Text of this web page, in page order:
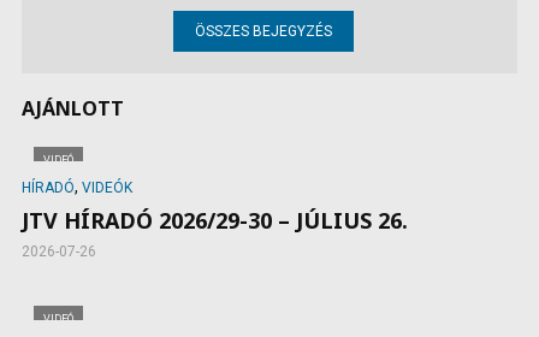
ÖSSZES BEJEGYZÉS
AJÁNLOTT
VIDEÓ
HÍRADÓ, VIDEÓK
JTV HÍRADÓ 2026/29-30 – JÚLIUS 26.
2026-07-26
VIDEÓ